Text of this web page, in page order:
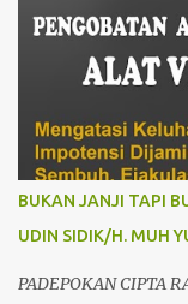
tersebar di seluruh
H. Jokowi Widodo
Prabowo Subianto,
RSPPN, Jl. RC.
Kota Jakarta
Indonesia sangat
Rumah Sakit Pusat
dan 25 Rumah Sakit
Sorong, yang
mengharapkan
BUKAN JANJI TAPI
UDIN SIDIK/H. MUH
PADEPOKAN CIPTA